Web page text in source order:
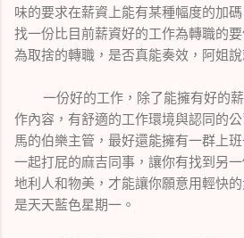
味的要求在薪資上能有某種幅度的加
找一份比目前薪資好的工作為轉職的
為取捨的轉職，是否真能奏效，阿姐
一份好的工作，除了能擁有好的薪
作內容，有舒適的工作環境與認同的
馬的伯樂主管，最好還能擁有一群上
一起打屁的麻吉同事，讓你有找到另
地利人和物美，才能讓你願意用輕快
是天天藍色星期一。